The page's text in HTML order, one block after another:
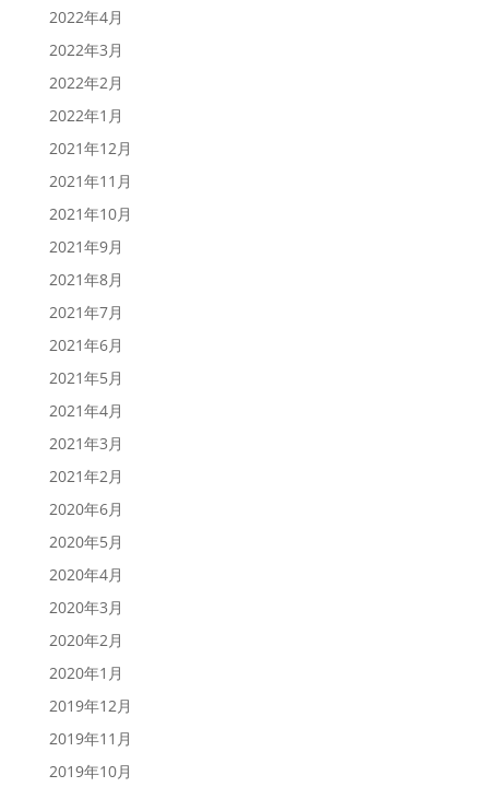
2022年4月
2022年3月
2022年2月
2022年1月
2021年12月
2021年11月
2021年10月
2021年9月
2021年8月
2021年7月
2021年6月
2021年5月
2021年4月
2021年3月
2021年2月
2020年6月
2020年5月
2020年4月
2020年3月
2020年2月
2020年1月
2019年12月
2019年11月
2019年10月